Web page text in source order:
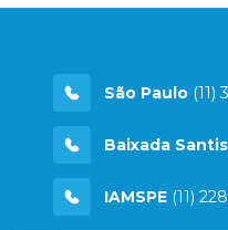
São Paulo (11)
Baixada
IAMSPE (11)